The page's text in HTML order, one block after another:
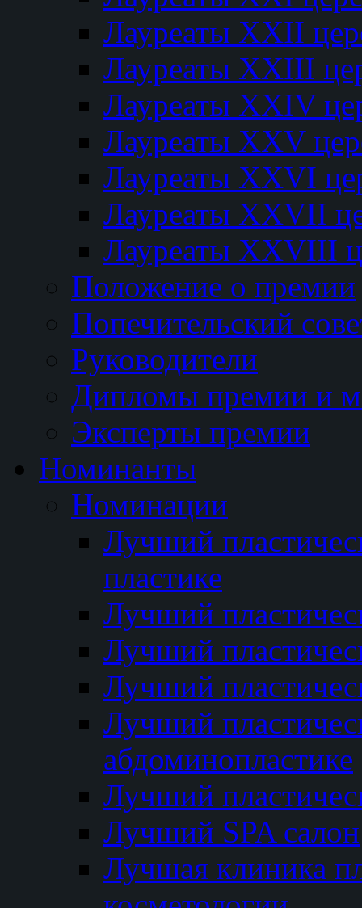
Лауреаты XXII
Лауреаты XXIII
Лауреаты XXIV
Лауреаты XXV
Лауреаты XXVI
Лауреаты XXVII
Лауреаты XXVIII
Положение о премии
Попечительский
Руководители
Дипломы премии и
Эксперты премии
Номинанты
Номинации
Лучший
пластике
Лучший
Лучший
Лучший
Лучший
абдоминопластике
Лучший
Лучший SPA салон
Лучшая клиника